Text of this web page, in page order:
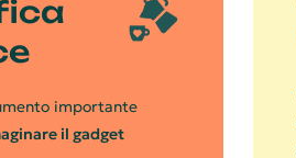
importante
il gadget